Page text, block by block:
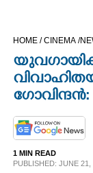
OPINION
PHOTOS
LIFESTYLE
HOME /CINEMA /
യുവഗായിക
ഗോവിന്ദൻ:
1 MIN READ
PUBLISHED: JUNE